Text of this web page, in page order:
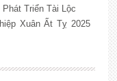
Triển Tài Lộc
Xuân Ất Tỵ 2025